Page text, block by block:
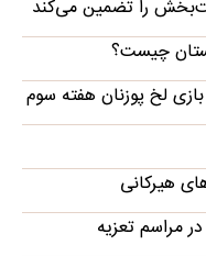
را تضمین می‌کند
چیست؟
لخ پوزنان هفته سوم
هیرکانی
مراسم تعزیه